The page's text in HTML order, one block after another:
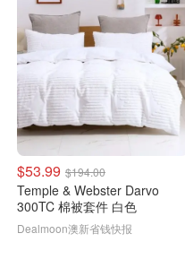
$53.99 $194.00
Temple & Webster Darvo
300TC 棉被套件 白色
Dealmoon澳新省钱快报